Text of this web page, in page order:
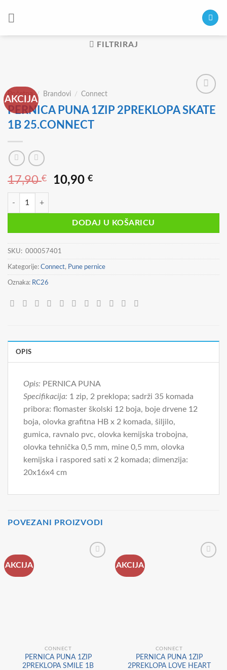
FILTRIRAJ
AKCIJA
Početna / Brandovi / Connect
PERNICA PUNA 1ZIP 2PREKLOPA SKATE
1B 25.CONNECT
17,90€
Izvorna
je:
17,90 €.
10,90€Trenutna
10,90 €.
PERNICA PUNA 1ZIP 2PREKLOPA SKATE 1B 25.CONNECT količina
DODAJ U KOŠARICU
SKU: 000057401
Kategorije: Connect, Pune pernice
Oznaka: RC26
OPIS
Opis: PERNICA PUNA
Specifikacija: 1 zip, 2 preklopa; sadrži 35 komada
pribora: flomaster školski 12 boja, boje drvene 12
boja, olovka grafitna HB x 2 komada, šiljilo,
gumica, ravnalo pvc, olovka kemijska trobojna,
olovka tehnička 0,5 mm, mine 0,5 mm, olovka
kemijska i raspored sati x 2 komada; dimenzija:
20x16x4 cm
POVEZANI PROIZVODI
AKCIJA
CONNECT
PERNICA PUNA 1ZIP
2PREKLOPA SMILE 1B
AKCIJA
CONNECT
PERNICA PUNA 1ZIP
2PREKLOPA LOVE HEART